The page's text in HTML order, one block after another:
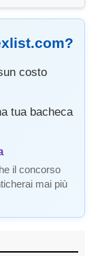
costo
tua bacheca
il concorso
mai più